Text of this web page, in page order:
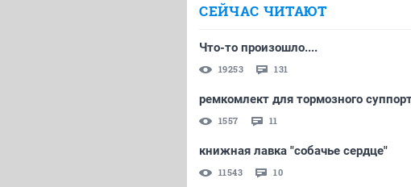
СЕЙЧАС ЧИТАЮТ
Что-то произошло....
19253 131
ремкомлект для тормозного
1557 11
книжная лавка "собачье сердце"
11543 10